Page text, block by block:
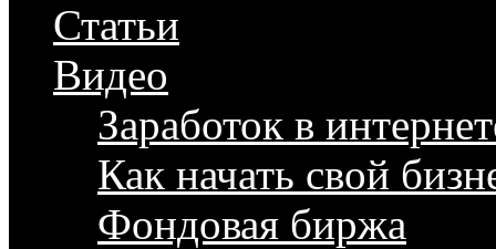
Статьи
Видео
Заработок в
Как начать свой
Фондовая биржа